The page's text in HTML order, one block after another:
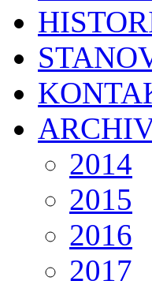
2014
2015
2016
2017